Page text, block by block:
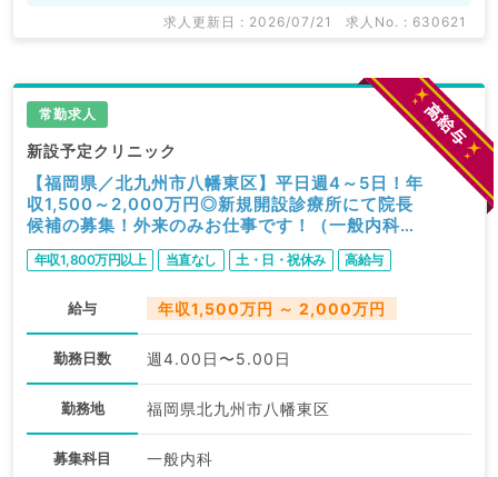
求人更新日 : 2026/07/21 求人No. : 630621
常勤求人
新設予定クリニック
【福岡県／北九州市八幡東区】平日週4～5日！年
収1,500～2,000万円◎新規開設診療所にて院長
候補の募集！外来のみお仕事です！（一般内科／
常勤）
年収1,800万円以上 当直なし 土・日・祝休み 高給与
給与 年収1,500万円 ～ 2,000万円
勤務日数 週4.00日〜5.00日
勤務地 福岡県北九州市八幡東区
募集科目 一般内科